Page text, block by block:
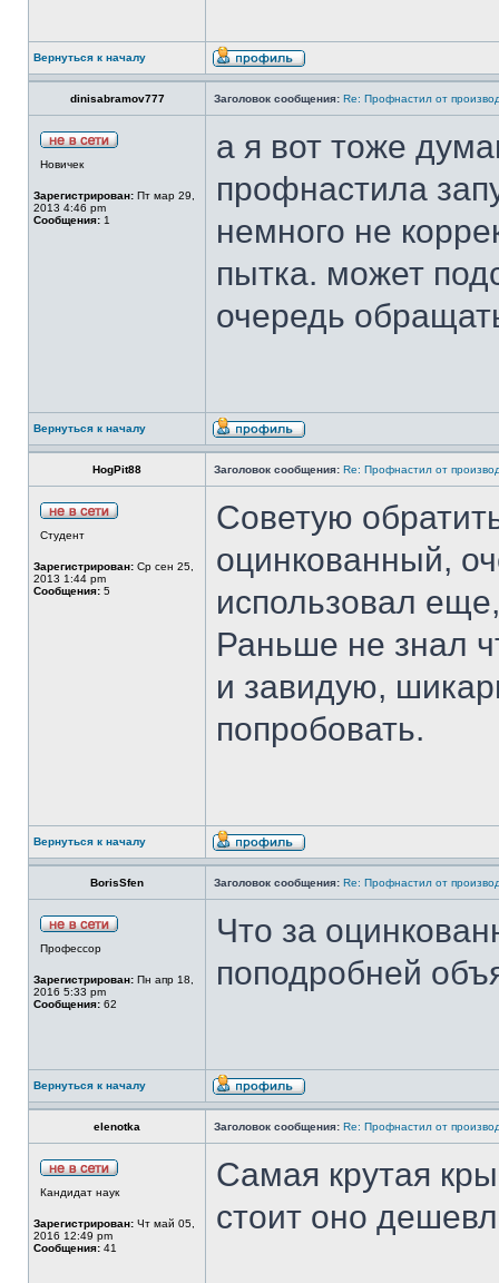
Вернуться к началу
dinisabramov777 Заголовок сообщения: Re: Профнастил от
Новичек
Зарегистрирован: Пт мар 29,
2013 4:46 pm
Сообщения: 1
а я вот тоже
профнастила
немного не
пытка. может
очередь
Вернуться к началу
HogPit88 Заголовок сообщения: Re: Профнастил от
Студент
Зарегистрирован: Ср сен 25,
2013 1:44 pm
Сообщения: 5
Советую
оцинкованный,
использовал
Раньше не знал
и завидую,
попробовать.
Вернуться к началу
BorisSfen Заголовок сообщения: Re: Профнастил от
Профессор
Зарегистрирован: Пн апр 18,
2016 5:33 pm
Сообщения: 62
Что за
поподробней
Вернуться к началу
elenotka Заголовок сообщения: Re: Профнастил от
Кандидат наук
Зарегистрирован: Чт май 05,
2016 12:49 pm
Сообщения: 41
Самая крутая
стоит оно